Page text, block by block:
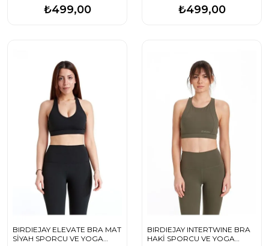
₺499,00 ₺499,00
BIRDIEJAY ELEVATE BRA MAT
SİYAH SPORCU VE YOGA
BIRDIEJAY INTERTWINE BRA
HAKİ SPORCU VE YOGA